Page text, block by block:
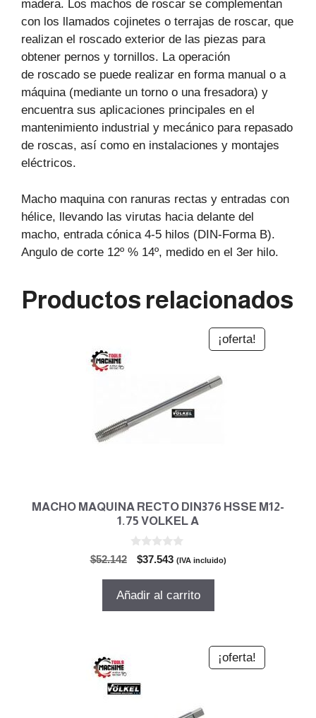
madera. Los machos de roscar se complementan
con los llamados cojinetes o terrajas de roscar, que
realizan el roscado exterior de las piezas para
obtener pernos y tornillos. La operación
de roscado se puede realizar en forma manual o a
máquina (mediante un torno o una fresadora) y
encuentra sus aplicaciones principales en el
mantenimiento industrial y mecánico para repasado
de roscas, así como en instalaciones y montajes
eléctricos.
Macho maquina con ranuras rectas y entradas con
hélice, llevando las virutas hacia delante del
macho, entrada cónica 4-5 hilos (DIN-Forma B).
Angulo de corte 12º % 14º, medido en el 3er hilo.
Productos relacionados
¡oferta!
MACHO MAQUINA RECTO DIN376 HSSE M12-
1.75 VOLKEL A
$52.142
El
original
$37.543El
actual
(IVA incluido)
Añadir al carrito
¡oferta!